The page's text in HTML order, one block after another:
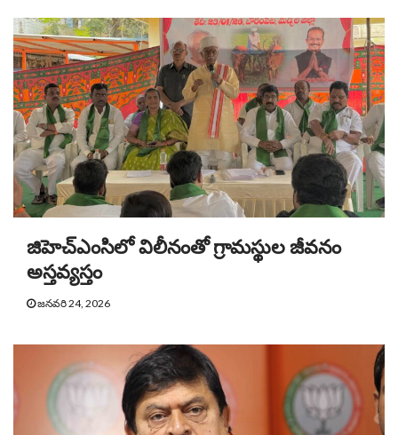
జిహెచ్ఎంసిలో విలీనంతో గ్రామస్థుల జీవనం
అస్తవ్యస్తం
జనవరి 24, 2026